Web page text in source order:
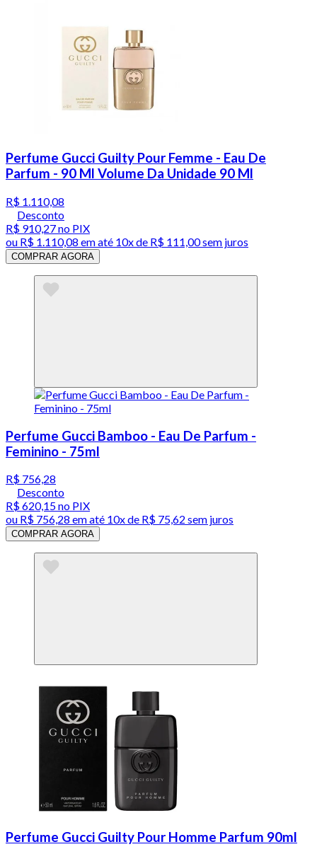
Perfume Gucci Guilty Pour Femme - Eau De
Parfum - 90 Ml Volume Da Unidade 90 Ml
R$ 1.110,08
Desconto
R$ 910,27no PIX
ou R$ 1.110,08 em até 10x de R$ 111,00 sem juros
COMPRAR AGORA
Perfume Gucci Bamboo - Eau De Parfum -
Feminino - 75ml
R$ 756,28
Desconto
R$ 620,15no PIX
ou R$ 756,28 em até 10x de R$ 75,62 sem juros
COMPRAR AGORA
Perfume Gucci Guilty Pour Homme Parfum 90ml